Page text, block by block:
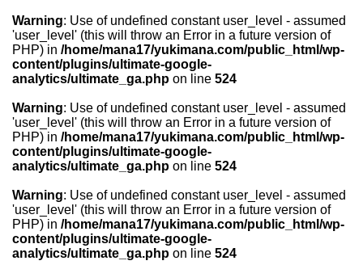
Warning: Use of undefined constant user_level - assumed
'user_level' (this will throw an Error in a future version of
PHP) in /home/mana17/yukimana.com/public_html/wp-
content/plugins/ultimate-google-
analytics/ultimate_ga.php on line 524
Warning: Use of undefined constant user_level - assumed
'user_level' (this will throw an Error in a future version of
PHP) in /home/mana17/yukimana.com/public_html/wp-
content/plugins/ultimate-google-
analytics/ultimate_ga.php on line 524
Warning: Use of undefined constant user_level - assumed
'user_level' (this will throw an Error in a future version of
PHP) in /home/mana17/yukimana.com/public_html/wp-
content/plugins/ultimate-google-
analytics/ultimate_ga.php on line 524